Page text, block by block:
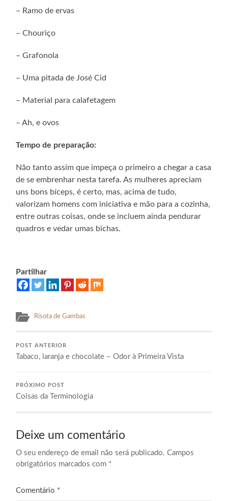
– Ramo de ervas
– Chouriço
– Grafonola
– Uma pitada de José Cid
– Material para calafetagem
– Ah, e ovos
Tempo de preparação:
Não tanto assim que impeça o primeiro a chegar a casa
de se embrenhar nesta tarefa. As mulheres apreciam
uns bons bíceps, é certo, mas, acima de tudo,
valorizam homens com iniciativa e mão para a cozinha,
entre outras coisas, onde se incluem ainda pendurar
quadros e vedar umas bichas.
Partilhar
Risota de Gambas
POST ANTERIOR
Tabaco, laranja e chocolate – Odor à Primeira Vista
PRÓXIMO POST
Coisas da Terminologia
Deixe um comentário
O seu endereço de email não será publicado. Campos
obrigatórios marcados com *
Comentário *